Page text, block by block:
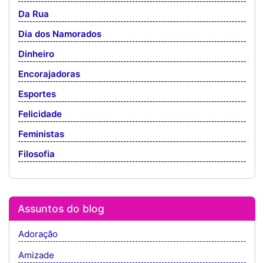
Da Rua
Dia dos Namorados
Dinheiro
Encorajadoras
Esportes
Felicidade
Feministas
Filosofia
Assuntos do blog
Adoração
Amizade